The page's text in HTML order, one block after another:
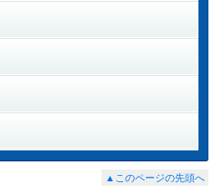
▲このページの先頭へ